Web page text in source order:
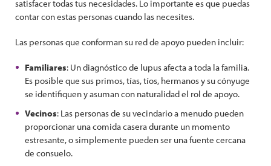
satisfacer todas tus necesidades. Lo importante es que puedas
contar con estas personas cuando las necesites.
Las personas que conforman su red de apoyo pueden incluir:
Familiares: Un diagnóstico de lupus afecta a toda la familia.
Es posible que sus primos, tías, tíos, hermanos y su cónyuge
se identifiquen y asuman con naturalidad el rol de apoyo.
Vecinos: Las personas de su vecindario a menudo pueden
proporcionar una comida casera durante un momento
estresante, o simplemente pueden ser una fuente cercana
de consuelo.